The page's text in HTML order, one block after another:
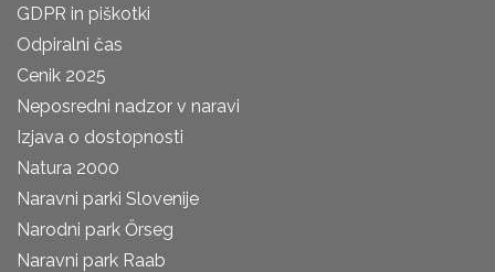
GDPR in piškotki
Odpiralni čas
Cenik 2025
Neposredni nadzor v naravi
Izjava o dostopnosti
Natura 2000
Naravni parki Slovenije
Narodni park Őrseg
Naravni park Raab